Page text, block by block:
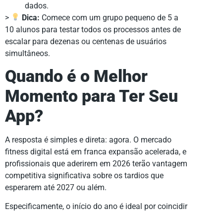
dados.
>
Dica: Comece com um grupo pequeno de 5 a
10 alunos para testar todos os processos antes de
escalar para dezenas ou centenas de usuários
simultâneos.
Quando é o Melhor
Momento para Ter Seu
App?
A resposta é simples e direta: agora. O mercado
fitness digital está em franca expansão acelerada, e
profissionais que aderirem em 2026 terão vantagem
competitiva significativa sobre os tardios que
esperarem até 2027 ou além.
Especificamente, o início do ano é ideal por coincidir